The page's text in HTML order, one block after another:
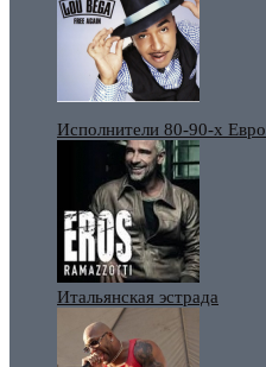
Исполнители 80-90-х Евро
Итальянская эстрада